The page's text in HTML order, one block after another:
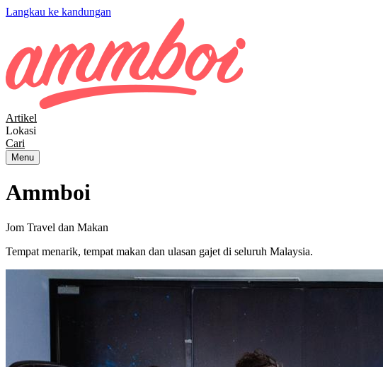
Langkau ke kandungan
Artikel
Lokasi
Cari
Menu
Ammboi
Jom Travel dan Makan
Tempat menarik, tempat makan dan ulasan gajet di seluruh Malaysia.